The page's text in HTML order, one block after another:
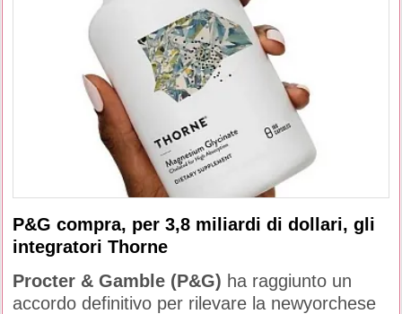
P&G compra, per 3,8 miliardi di dollari, gli
integratori Thorne
Procter & Gamble (P&G) ha raggiunto un
accordo definitivo per rilevare la newyorchese